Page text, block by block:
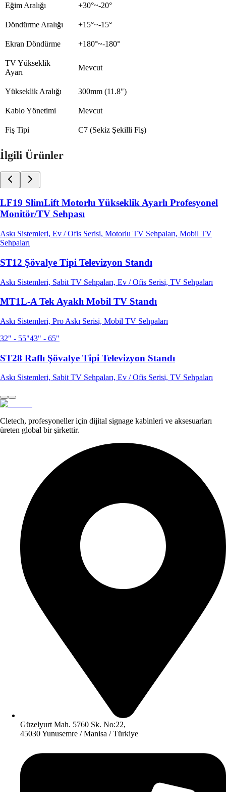
Eğim Aralığı +30°~-20°
Döndürme Aralığı +15°~-15°
Ekran Döndürme +180°~-180°
TV Yükseklik
Ayarı
Mevcut
Yükseklik Aralığı 300mm (11.8")
Kablo Yönetimi Mevcut
Fiş Tipi C7 (Sekiz Şekilli Fiş)
İlgili Ürünler
LF19 SlimLift Motorlu Yükseklik Ayarlı Profesyonel
Monitör/TV Sehpası
Askı Sistemleri, Ev / Ofis Serisi, Motorlu TV Sehpaları, Mobil TV
Sehpaları
ST12 Şövalye Tipi Televizyon Standı
Askı Sistemleri, Sabit TV Sehpaları, Ev / Ofis Serisi, TV Sehpaları
MT1L-A Tek Ayaklı Mobil TV Standı
Askı Sistemleri, Pro Askı Serisi, Mobil TV Sehpaları
32" - 55"43" - 65"
ST28 Raflı Şövalye Tipi Televizyon Standı
Askı Sistemleri, Sabit TV Sehpaları, Ev / Ofis Serisi, TV Sehpaları
Cletech, profesyoneller için dijital signage kabinleri ve aksesuarları
üreten global bir şirkettir.
Güzelyurt Mah. 5760 Sk. No:22,
45030 Yunusemre / Manisa / Türkiye